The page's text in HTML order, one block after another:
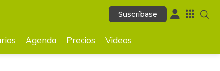
Suscríbase
Videos
Suscríbase
Agenda Precios Videos